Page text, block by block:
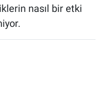
nasıl bir etki